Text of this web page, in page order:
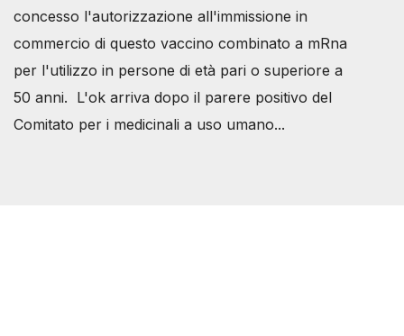
concesso l'autorizzazione all'immissione in
commercio di questo vaccino combinato a mRna
per l'utilizzo in persone di età pari o superiore a
50 anni. L'ok arriva dopo il parere positivo del
Comitato per i medicinali a uso umano...